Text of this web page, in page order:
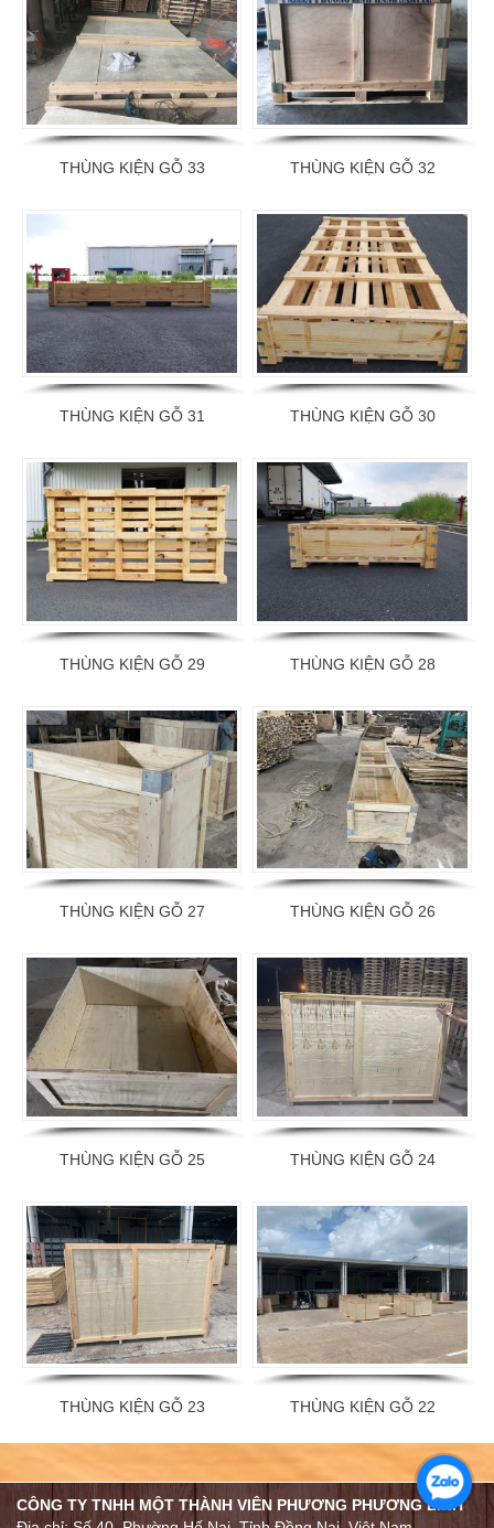
THÙNG KIỆN GỖ 33 THÙNG KIỆN GỖ 32
THÙNG KIỆN GỖ 31 THÙNG KIỆN GỖ 30
THÙNG KIỆN GỖ 29 THÙNG KIỆN GỖ 28
THÙNG KIỆN GỖ 27 THÙNG KIỆN GỖ 26
THÙNG KIỆN GỖ 25 THÙNG KIỆN GỖ 24
THÙNG KIỆN GỖ 23 THÙNG KIỆN GỖ 22
CÔNG TY TNHH MỘT THÀNH VIÊN PHƯƠNG PHƯƠNG LINH